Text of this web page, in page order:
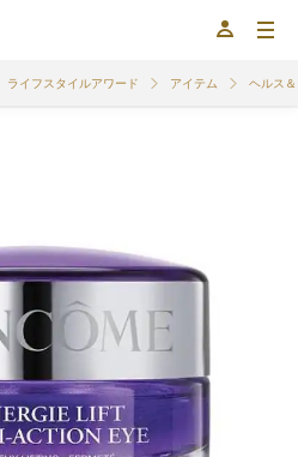
ライフスタイルアワード アイテム ヘルス